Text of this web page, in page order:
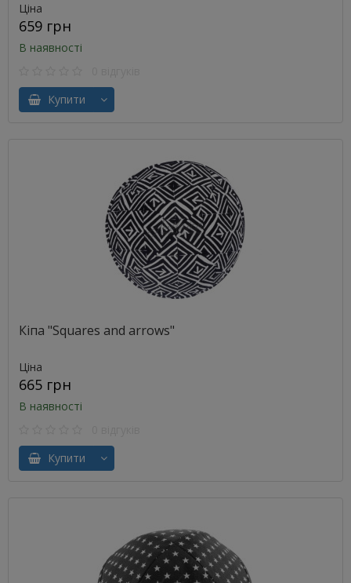
Ціна
659 грн
В наявності
Купити
Кіпа "Squares and arrows"
Ціна
665 грн
В наявності
Купити